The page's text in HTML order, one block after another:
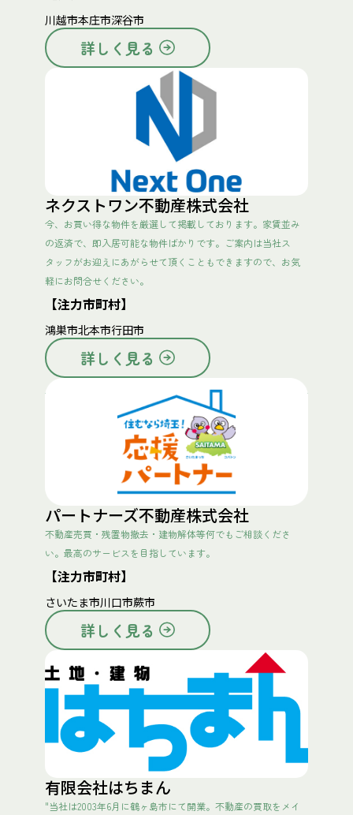
川越市本庄市深谷市
詳しく見る
ネクストワン不動産株式会社
今、お買い得な物件を厳選して掲載しております。家賃並み
の返済で、即入居可能な物件ばかりです。ご案内は当社ス
タッフがお迎えにあがらせて頂くこともできますので、お気
軽にお問合せください。
【注力市町村】
鴻巣市北本市行田市
詳しく見る
パートナーズ不動産株式会社
不動産売買・残置物撤去・建物解体等何でもご相談くださ
い。最高のサービスを目指しています。
【注力市町村】
さいたま市川口市蕨市
詳しく見る
有限会社はちまん
"当社は2003年6月に鶴ヶ島市にて開業。不動産の買取をメイ